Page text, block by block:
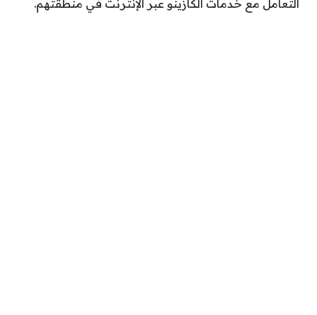
التعامل مع خدمات الكازينو عبر الإنترنت في منطقتهم.